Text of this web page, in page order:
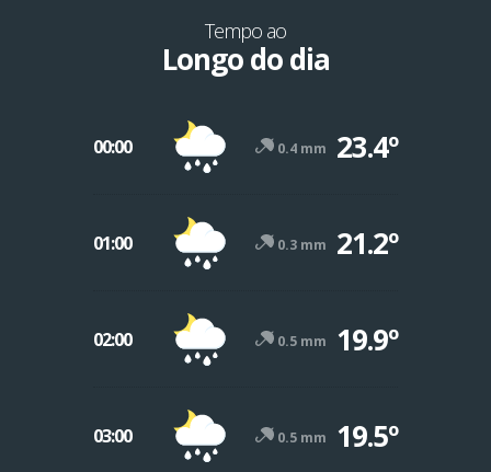
Tempo ao
Longo do dia
00:00 0.4 mm 23.4º
01:00 0.3 mm 21.2º
02:00 0.5 mm 19.9º
03:00 0.5 mm 19.5º